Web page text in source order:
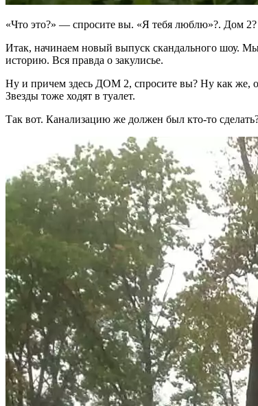
«Что это?» — спросите вы. «Я тебя люблю»?. Дом 2?
Итак, начинаем новый выпуск скандального шоу.
историю. Вся правда о закулисье.
Ну и причем здесь ДОМ 2, спросите вы? Ну как же,
Звезды тоже ходят в туалет.
Так вот. Канализацию же должен был кто-то